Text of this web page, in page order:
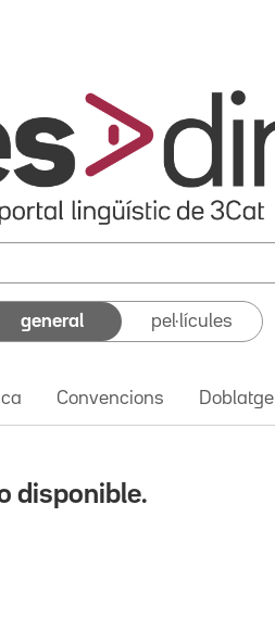
general pel·lícules
Convencions Doblatge
disponible.